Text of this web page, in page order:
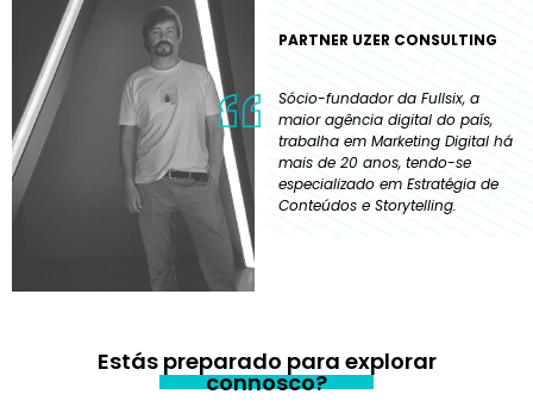
PARTNER UZER CONSULTING
Sócio-fundador da Fullsix, a
maior agência digital do país,
trabalha em Marketing Digital há
mais de 20 anos, tendo-se
especializado em Estratégia de
Conteúdos e Storytelling.
Estás preparado para explorar
connosco?